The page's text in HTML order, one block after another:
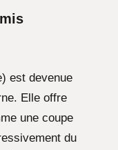
est devenue
Elle offre
une coupe
du